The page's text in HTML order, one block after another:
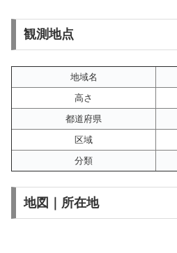
観測地点
地域名
高さ
都道府県
区域
分類
地図｜所在地